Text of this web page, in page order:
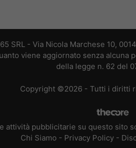
SRL - Via Nicola Marchese 10,
viene aggiornato senza
della legge n. 62 del
Copyright ©2026 - Tutti i diritti
attività pubblicitarie su questo sito
Chi Siamo - Privacy Policy -